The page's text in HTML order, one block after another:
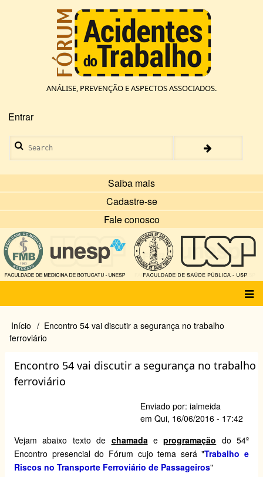
ANÁLISE, PREVENÇÃO E ASPECTOS ASSOCIADOS.
Menu
de
conta
de
usuário
Entrar
Search
Saiba mais
Cadastre-se
Fale conosco
menu
Trilha
de
Início
Encontro 54 vai discutir a segurança no trabalho
ferroviário
Encontro 54 vai discutir a segurança no trabalho
ferroviário
Enviado por: ialmeida
em Qui, 16/06/2016 - 17:42
Vejam abaixo texto de chamadaeprogramação do 54º
Encontro presencial do Fórum cujo tema será "Trabalho e
Riscos no Transporte Ferroviário de Passageiros"